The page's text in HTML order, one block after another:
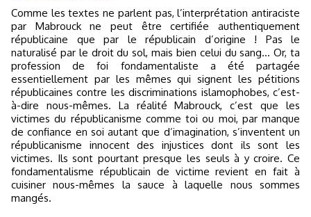
Comme les textes ne parlent pas, l’interprétation antiraciste
par Mabrouck ne peut être certifiée authentiquement
républicaine que par le républicain d’origine ! Pas le
naturalisé par le droit du sol, mais bien celui du sang... Or, ta
profession de foi fondamentaliste a été partagée
essentiellement par les mêmes qui signent les pétitions
républicaines contre les discriminations islamophobes, c’est-
à-dire nous-mêmes. La réalité Mabrouck, c’est que les
victimes du républicanisme comme toi ou moi, par manque
de confiance en soi autant que d’imagination, s’inventent un
républicanisme innocent des injustices dont ils sont les
victimes. Ils sont pourtant presque les seuls à y croire. Ce
fondamentalisme républicain de victime revient en fait à
cuisiner nous-mêmes la sauce à laquelle nous sommes
mangés.